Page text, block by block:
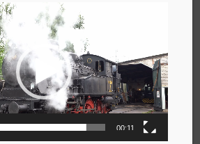
JEP 2026
lire l'article
Revue
00:11